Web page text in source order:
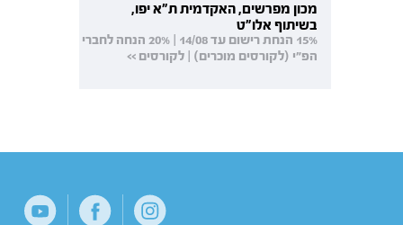
מכון מפרשים, האקדמית ת"א יפו,
בשיתוף אלו"ט
15% הנחת רישום עד 14/08 | 20% הנחה לחברי
הפ"י (לקורסים מוכרים) | לקורסים >>